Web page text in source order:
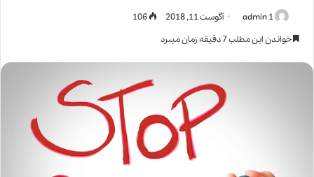
admin 1 آگوست 11, 2018
خواندن این مطلب 7 دقیقه زمان میبرد